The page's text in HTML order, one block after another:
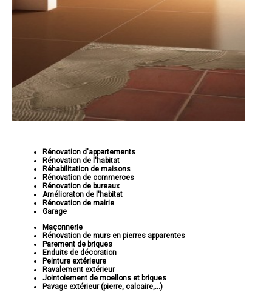
Rénovation d'appartements
Rénovation de l'habitat
Réhabilitation de maisons
Rénovation de commerces
Rénovation de bureaux
Amélioraton de l'habitat
Rénovation de mairie
Garage
Maçonnerie
Rénovation de murs en pierres apparentes
Parement de briques
Enduits de décoration
Peinture extérieure
Ravalement extérieur
Jointoiement de moellons et briques
Pavage extérieur (pierre, calcaire,...)